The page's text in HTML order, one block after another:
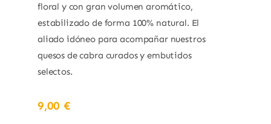
floral y con gran volumen aromático,
estabilizado de forma 100% natural. El
aliado idóneo para acompañar nuestros
quesos de cabra curados y embutidos
selectos.
9,00€